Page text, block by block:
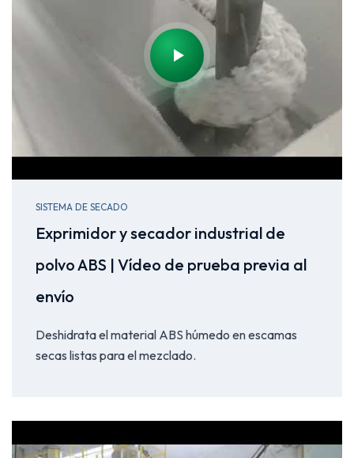
SISTEMA DE SECADO
Exprimidor y secador industrial de
polvo ABS | Vídeo de prueba previa al
envío
Deshidrata el material ABS húmedo en escamas
secas listas para el mezclado.